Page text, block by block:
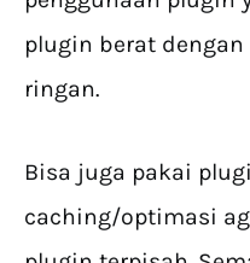
plugin berat
ringan.
Bisa juga pakai
caching/optimasi